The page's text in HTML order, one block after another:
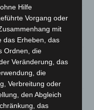
starten beim
– Polizei sucht
auf Baustelle
Hilfe
Vorgang oder
mit
das Erheben, das
Ordnen, die
Veränderung, das
die
Verbreitung oder
den Abgleich
das